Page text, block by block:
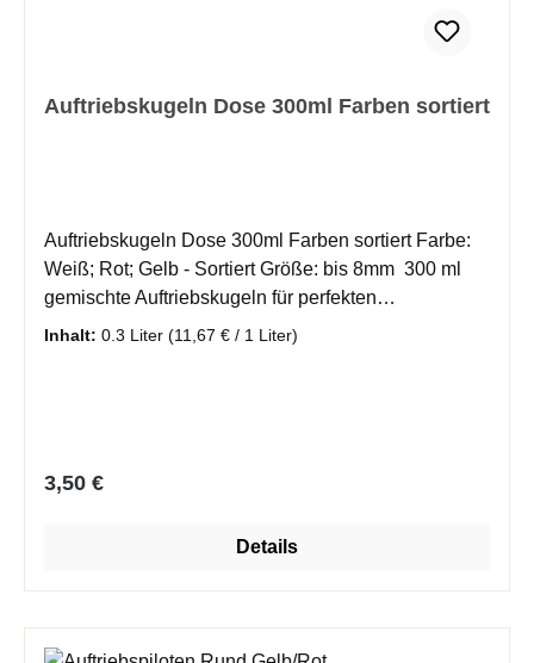
Auftriebskugeln Dose 300ml Farben sortiert
Auftriebskugeln Dose 300ml Farben sortiert Farbe:
Weiß; Rot; Gelb - Sortiert Größe: bis 8mm 300 ml
gemischte Auftriebskugeln für perfekten
Köderauftrieb beim Forellenangeln. Praktische,
Inhalt: 0.3 Liter (11,67 € / 1 Liter)
Regulärer Preis:
3,50 €
Details